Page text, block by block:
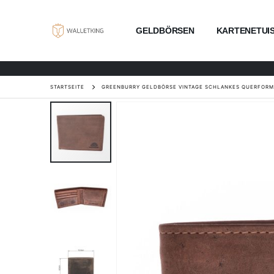
GELDBÖRSEN
STARTSEITE GREENBURRY GELDBÖRSE VINTAGE SCHLANKES
Zum
der
Bildgalerie
springen